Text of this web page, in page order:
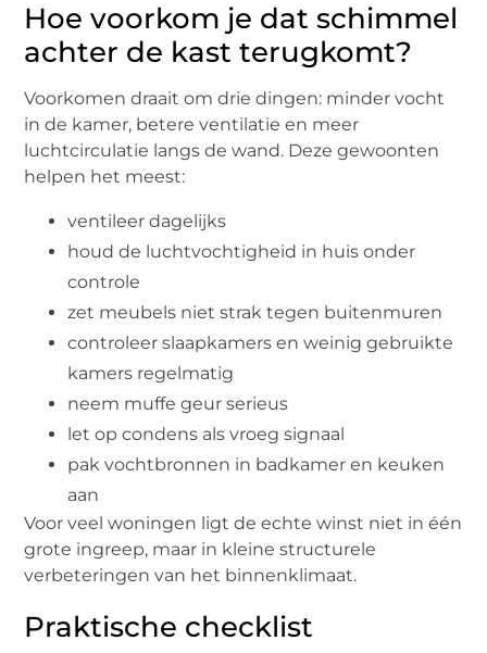
Hoe voorkom je dat schimmel
achter de kast terugkomt?
Voorkomen draait om drie dingen: minder vocht
in de kamer, betere ventilatie en meer
luchtcirculatie langs de wand. Deze gewoonten
helpen het meest:
ventileer dagelijks
houd de luchtvochtigheid in huis onder
controle
zet meubels niet strak tegen buitenmuren
controleer slaapkamers en weinig gebruikte
kamers regelmatig
neem muffe geur serieus
let op condens als vroeg signaal
pak vochtbronnen in badkamer en keuken
aan
Voor veel woningen ligt de echte winst niet in één
grote ingreep, maar in kleine structurele
verbeteringen van het binnenklimaat.
Praktische checklist